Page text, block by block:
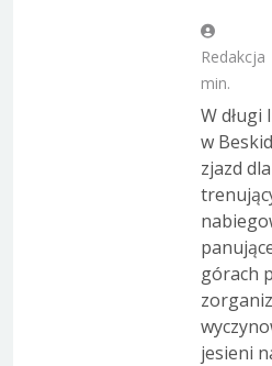
Redakcja
min.
W długi
w
zjazd
górach
jesieni